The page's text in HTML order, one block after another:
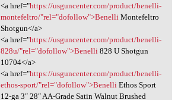
<a href="https://usguncenter.com/product/benelli-
montefeltro/"rel="dofollow">BenelliMontefeltro
Shotgun</a>
<a href="https://usguncenter.com/product/benelli-
828u/"rel="dofollow">Benelli828 U Shotgun
10704</a>
<a href="https://usguncenter.com/product/benelli-
ethos-sport/"rel="dofollow">BenelliEthos Sport
12-ga 3″ 28″ AA-Grade Satin Walnut Brushed